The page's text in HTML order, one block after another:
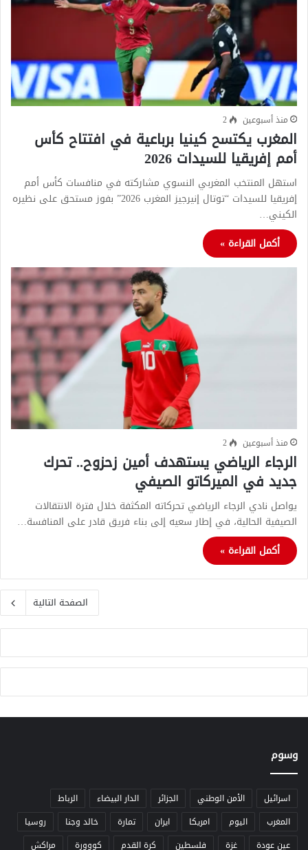
منذ أسبوعين 2
المغرب يكتسح كينيا برباعية في افتتاح كأس
أمم إفريقيا للسيدات 2026
استهل المنتخب المغربي النسوي مشاركته في منافسات كأس أمم
إفريقيا للسيدات “توتال إنيرجيز المغرب 2026” بفوز مستحق على نظيره
الكيني…
أكمل القراءة »
منذ أسبوعين 2
الرجاء الرياضي يستهدف أمين زحزوح.. تحرك
جديد في الميركاتو الصيفي
يواصل نادي الرجاء الرياضي تحركاته المكثفة خلال فترة الانتقالات
الصيفية الحالية، في إطار سعيه إلى بناء فريق قادر على المنافسة…
أكمل القراءة »
الصفحة التالية
وسوم
اسرائيل الأمن الوطني الجزائر الدار البيضاء
الرباط
المغرب
اليوم امريكا ايران تمارة خالد وجنا
روسيا
عين عودة
غزة فلسطين كرة القدم كووورة مراكش